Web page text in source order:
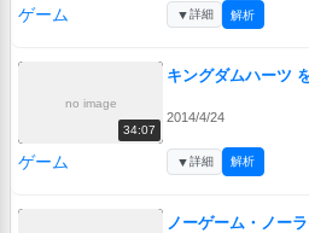
ゲーム ▼詳細 解析
no image
34:07
キングダムハーツ
2014/4/24
ゲーム ▼詳細 解析
ノーゲーム・ノー